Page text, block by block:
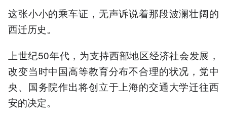
这张小小的乘车证，无声诉说着那段波澜壮阔的
西迁历史。
上世纪50年代，为支持西部地区经济社会发展，
改变当时中国高等教育分布不合理的状况，党中
央、国务院作出将创立于上海的交通大学迁往西
安的决定。